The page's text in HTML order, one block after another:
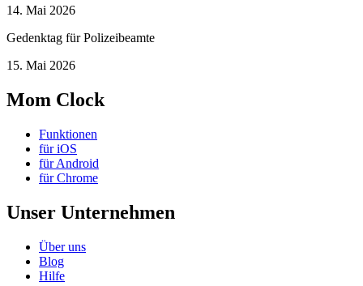
14. Mai 2026
Gedenktag für Polizeibeamte
15. Mai 2026
Mom Clock
Funktionen
für iOS
für Android
für Chrome
Unser Unternehmen
Über uns
Blog
Hilfe